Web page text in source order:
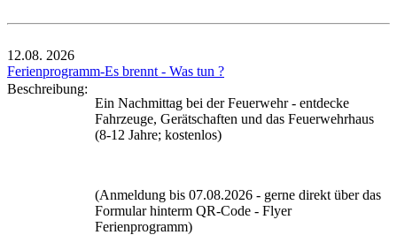
12.08. 2026
Ferienprogramm-Es brennt - Was tun ?
Beschreibung:
Ein Nachmittag bei der Feuerwehr - entdecke
Fahrzeuge, Gerätschaften und das Feuerwehrhaus
(8-12 Jahre; kostenlos)
(Anmeldung bis 07.08.2026 - gerne direkt über das
Formular hinterm QR-Code - Flyer
Ferienprogramm)